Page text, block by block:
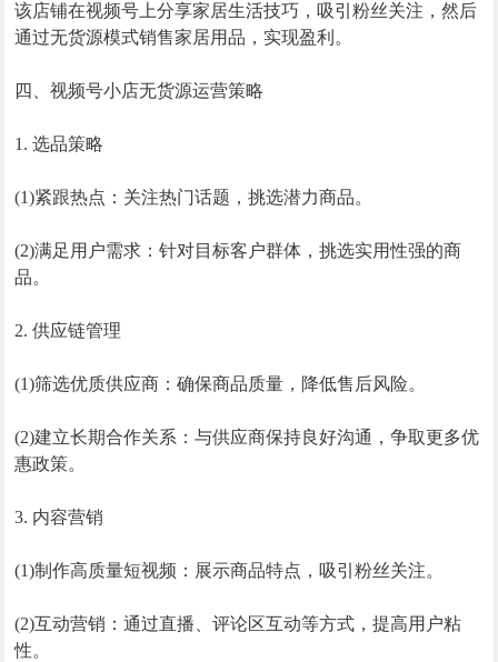
该店铺在视频号上分享家居生活技巧，吸引粉丝关注，然后
通过无货源模式销售家居用品，实现盈利。
四、视频号小店无货源运营策略
1. 选品策略
(1)紧跟热点：关注热门话题，挑选潜力商品。
(2)满足用户需求：针对目标客户群体，挑选实用性强的商
品。
2. 供应链管理
(1)筛选优质供应商：确保商品质量，降低售后风险。
(2)建立长期合作关系：与供应商保持良好沟通，争取更多优
惠政策。
3. 内容营销
(1)制作高质量短视频：展示商品特点，吸引粉丝关注。
(2)互动营销：通过直播、评论区互动等方式，提高用户粘
性。